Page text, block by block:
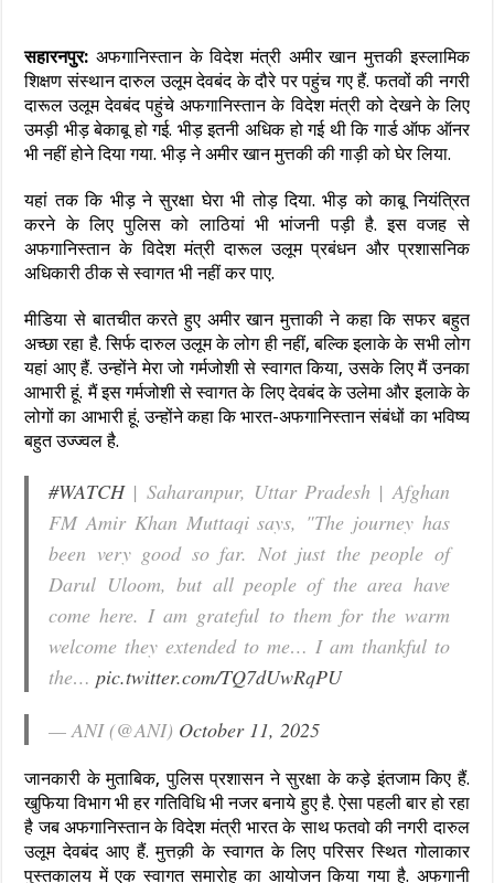
सहारनपुर: अफगानिस्तान के विदेश मंत्री अमीर खान मुत्तकी इस्लामिक
शिक्षण संस्थान दारुल उलूम देवबंद के दौरे पर पहुंच गए हैं. फतवों की नगरी
दारूल उलूम देवबंद पहुंचे अफगानिस्तान के विदेश मंत्री को देखने के लिए
उमड़ी भीड़ बेकाबू हो गई. भीड़ इतनी अधिक हो गई थी कि गार्ड ऑफ ऑनर
भी नहीं होने दिया गया. भीड़ ने अमीर खान मुत्तकी की गाड़ी को घेर लिया.
यहां तक कि भीड़ ने सुरक्षा घेरा भी तोड़ दिया. भीड़ को काबू नियंत्रित
करने के लिए पुलिस को लाठियां भी भांजनी पड़ी है. इस वजह से
अफगानिस्तान के विदेश मंत्री दारूल उलूम प्रबंधन और प्रशासनिक
अधिकारी ठीक से स्वागत भी नहीं कर पाए.
मीडिया से बातचीत करते हुए अमीर खान मुत्ताकी ने कहा कि सफर बहुत
अच्छा रहा है. सिर्फ दारुल उलूम के लोग ही नहीं, बल्कि इलाके के सभी लोग
यहां आए हैं. उन्होंने मेरा जो गर्मजोशी से स्वागत किया, उसके लिए मैं उनका
आभारी हूं. मैं इस गर्मजोशी से स्वागत के लिए देवबंद के उलेमा और इलाके के
लोगों का आभारी हूं. उन्होंने कहा कि भारत-अफगानिस्तान संबंधों का भविष्य
बहुत उज्ज्वल है.
#WATCH| Saharanpur, Uttar Pradesh | Afghan
FM Amir Khan Muttaqi says, "The journey has
been very good so far. Not just the people of
Darul Uloom, but all people of the area have
come here. I am grateful to them for the warm
welcome they extended to me… I am thankful to
the…pic.twitter.com/TQ7dUwRqPU
— ANI (@ANI) October 11, 2025
जानकारी के मुताबिक, पुलिस प्रशासन ने सुरक्षा के कड़े इंतजाम किए हैं.
खुफिया विभाग भी हर गतिविधि भी नजर बनाये हुए है. ऐसा पहली बार हो रहा
है जब अफगानिस्तान के विदेश मंत्री भारत के साथ फतवो की नगरी दारुल
उलूम देवबंद आए हैं. मुत्तक़ी के स्वागत के लिए परिसर स्थित गोलाकार
पुस्तकालय में एक स्वागत समारोह का आयोजन किया गया है. अफगानी